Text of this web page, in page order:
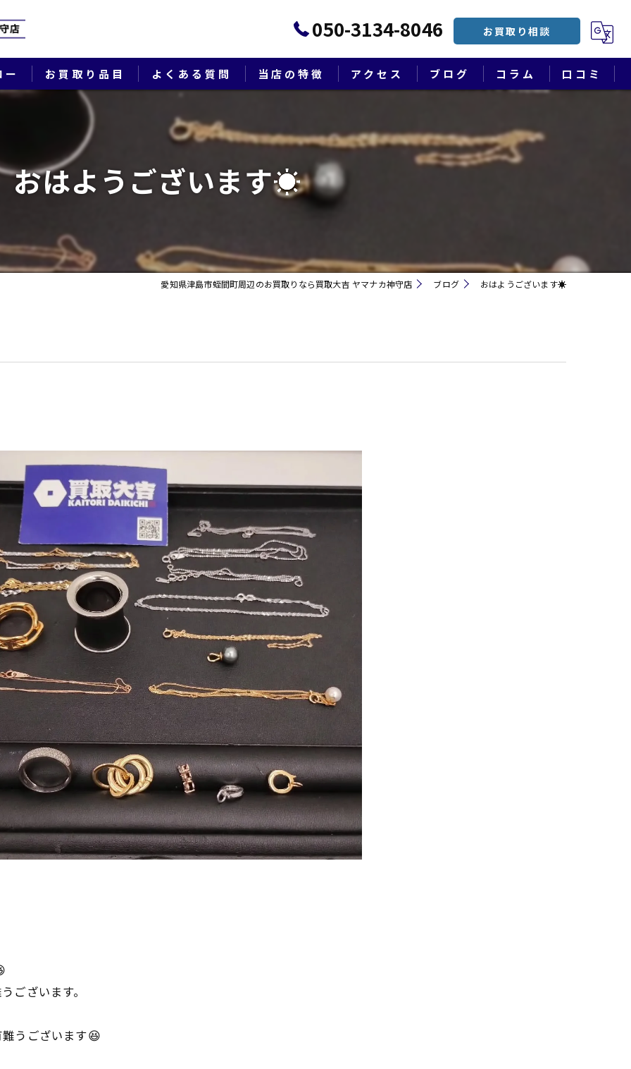
050-3134-8046 お買取り相談
ー お買取り品目 よくある質問 当店の特徴
切手
出張
生前整理・遺品整理・終活
アクセス ブログ コラム 口コミ
おはようございます☀
愛知県津島市蛭間町周辺のお買取りなら買取大吉 ヤマナカ神守店 ブログ おはようございます☀
ございます。
うございます😆